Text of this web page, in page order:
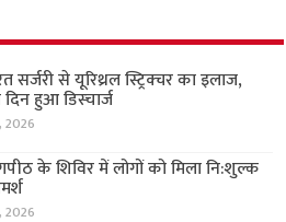
से यूरिथ्रल स्ट्रिक्चर का इलाज,
हुआ डिस्चार्ज
2026
के शिविर में लोगों को मिला नि:शुल्क
2026